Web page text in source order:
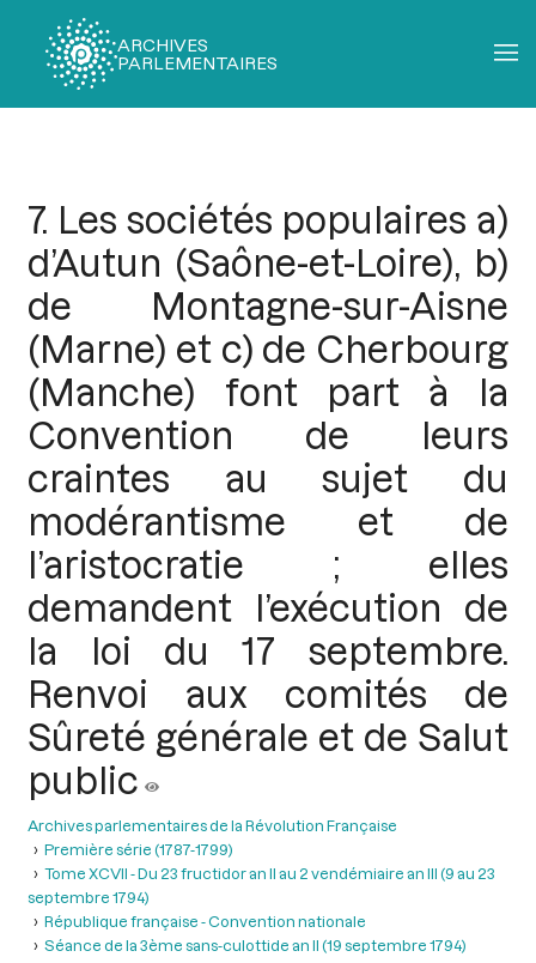
ARCHIVES
PARLEMENTAIRES
7. Les sociétés populaires a)
d’Autun (Saône-et-Loire), b)
de Montagne-sur-Aisne
(Marne) et c) de Cherbourg
(Manche) font part à la
Convention de leurs
craintes au sujet du
modérantisme et de
l’aristocratie ; elles
demandent l’exécution de
la loi du 17 septembre.
Renvoi aux comités de
Sûreté générale et de Salut
public
Archives parlementaires de la Révolution Française
Première série (1787-1799)
Tome XCVII - Du 23 fructidor an II au 2 vendémiaire an III (9 au 23
septembre 1794)
République française - Convention nationale
Séance de la 3ème sans-culottide an II (19 septembre 1794)